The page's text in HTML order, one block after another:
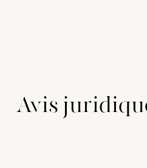
Avis